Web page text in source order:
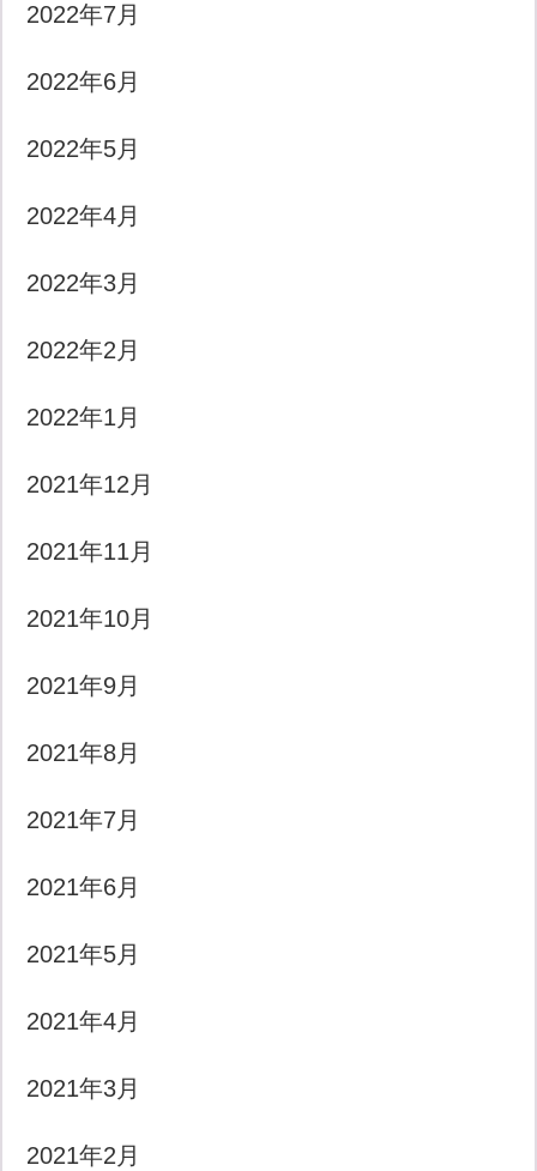
2022年7月
2022年6月
2022年5月
2022年4月
2022年3月
2022年2月
2022年1月
2021年12月
2021年11月
2021年10月
2021年9月
2021年8月
2021年7月
2021年6月
2021年5月
2021年4月
2021年3月
2021年2月